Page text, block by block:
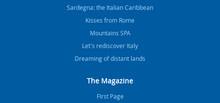
Sardegna: the Italian Caribbean
Kisses from Rome
Mountains SPA
Let's rediscover Italy
Dreaming of distant lands
The Magazine
FIrst Page